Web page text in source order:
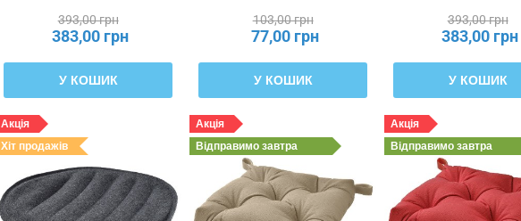
393,00 грн
383,00 грн
У КОШИК
103,00 грн
77,00 грн
У КОШИК
393,00 грн
383,00 грн
У КОШИК
Акція
Хіт продажів
Акція
Відправимо завтра
Акція
Відправимо завтра